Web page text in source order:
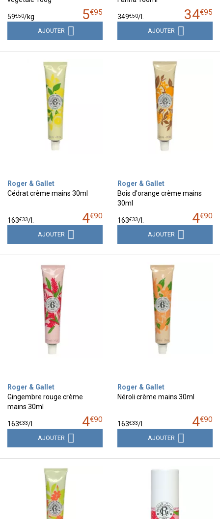
5€95
59€50/kg
AJOUTER
34€95
349€50/
AJOUTER
Roger & Gallet
Cédrat crème mains 30ml
4€90
163€33/
AJOUTER
Roger & Gallet
Bois d'orange crème mains
30ml
4€90
163€33/
AJOUTER
Roger & Gallet
Gingembre rouge crème
mains 30ml
4€90
163€33/
AJOUTER
Roger & Gallet
Néroli crème mains 30ml
4€90
163€33/
AJOUTER